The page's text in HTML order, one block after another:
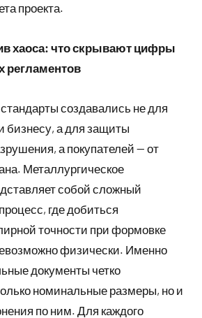
проекта.
хаоса: что скрывают цифры
регламентов
создавались не для
бизнесу, а для защиты
а покупателей — от
Металлургическое
собой сложный
где добиться
точности при формовке
физически. Именно
документы четко
номинальные размеры, но и
по ним. Для каждого